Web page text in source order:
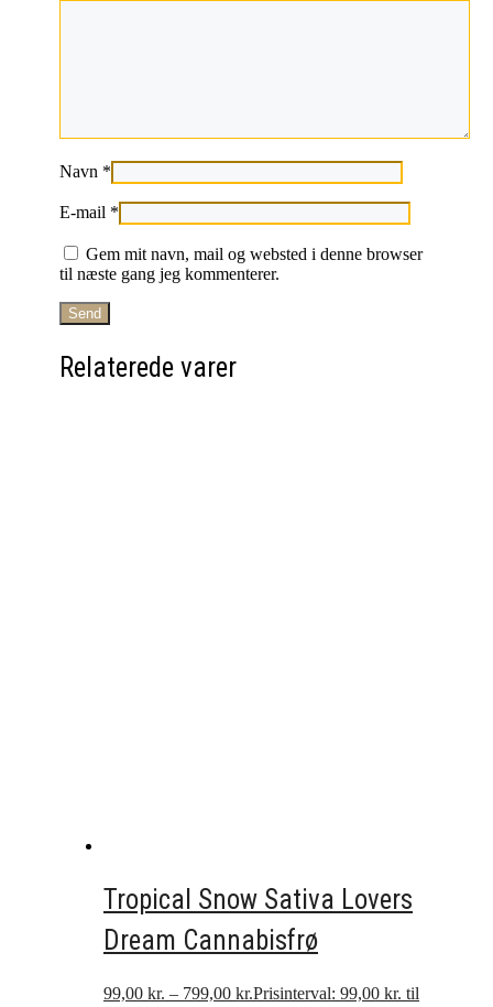
Navn *
E-mail *
Gem mit navn, mail og websted i denne browser
til næste gang jeg kommenterer.
Relaterede varer
Tropical Snow Sativa Lovers
Dream Cannabisfrø
99,00 kr. – 799,00 kr.Prisinterval: 99,00 kr. til